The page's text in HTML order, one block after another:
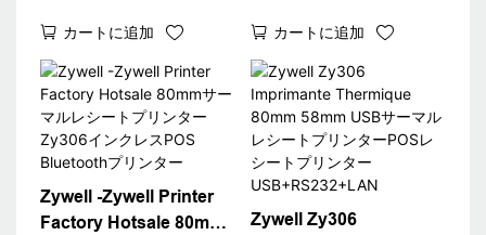
ンターZY306 80mm
POSサーマルレシート
Bluetoothプリンター
USB+RS232+LAN+BT
カートに追加
DPI POSサーマルプリン
ターBluetoothプリンタ
ー
USB+RS232+LAN+BT
カートに追加
Zywell -Zywell Printer
Factory Hotsale 80mm
Zywell Zy306